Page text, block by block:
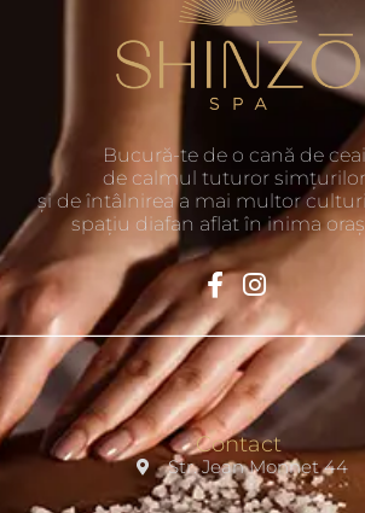
Bucură-te de o cană de
de calmul tuturor
și de întâlnirea a mai multor
spațiu diafan aflat în inima
Contact
Str. Jean Monnet 44